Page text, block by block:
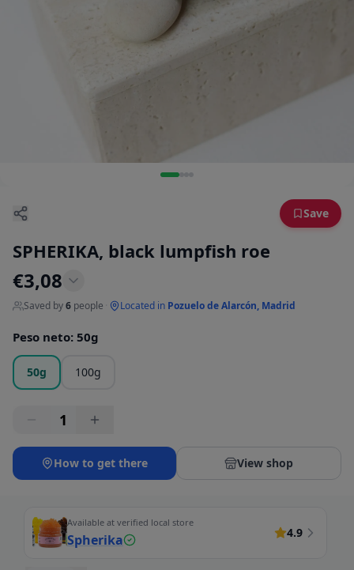
Save
SPHERIKA, black lumpfish roe
€3,08
Saved by6 people Located in Pozuelo de Alarcón, Madrid
Peso neto: 50g
50g 100g
1
How to get there View shop
Available at verified local store
Spherika 4.9